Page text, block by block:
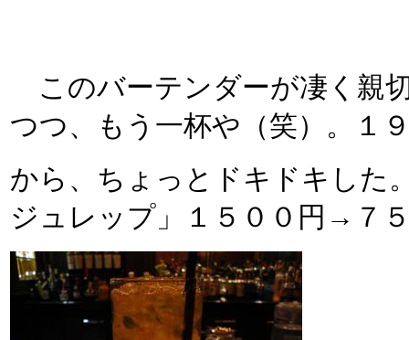
このバーテンダーが凄く親
つつ、もう一杯や（笑）。１
から、ちょっとドキドキした
ジュレップ」１５００円→７